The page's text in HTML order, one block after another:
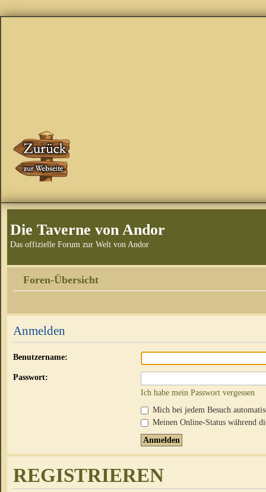
Die Taverne von Andor
Das offizielle Forum zur Welt von Andor
Foren-Übersicht
Anmelden
Benutzername:
Passwort:
Ich habe mein Passwort vergessen
Mich bei jedem Besuch
Meinen Online-Status während
REGISTRIEREN